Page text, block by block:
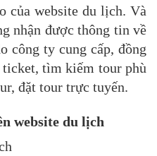
của website du lịch. Và
nhận được thông tin về
công ty cung cấp, đồng
tìm kiếm tour phù
đặt tour trực tuyến.
website du lịch